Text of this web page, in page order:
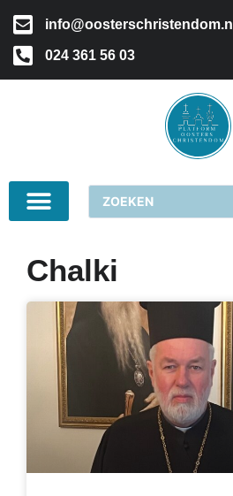
info@oosterschristendom.nl
024 361 56 03
Chalki